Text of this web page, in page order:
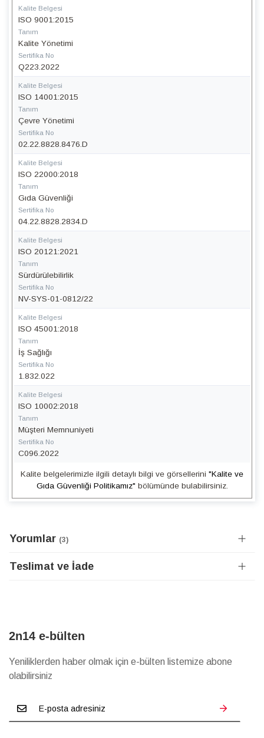
Kalite Belgesi
ISO 9001:2015
Tanım
Kalite Yönetimi
Sertifika No
Q223.2022
Kalite Belgesi
ISO 14001:2015
Tanım
Çevre Yönetimi
Sertifika No
02.22.8828.8476.D
Kalite Belgesi
ISO 22000:2018
Tanım
Gıda Güvenliği
Sertifika No
04.22.8828.2834.D
Kalite Belgesi
ISO 20121:2021
Tanım
Sürdürülebilirlik
Sertifika No
NV-SYS-01-0812/22
Kalite Belgesi
ISO 45001:2018
Tanım
İş Sağlığı
Sertifika No
1.832.022
Kalite Belgesi
ISO 10002:2018
Tanım
Müşteri Memnuniyeti
Sertifika No
C096.2022
Kalite belgelerimizle ilgili detaylı bilgi ve görsellerini "Kalite ve
Gıda Güvenliği Politikamız" bölümünde bulabilirsiniz.
Yorumlar 3
Teslimat ve İade
2n14 e-bülten
Yeniliklerden haber olmak için e-bülten listemize abone
olabilirsiniz